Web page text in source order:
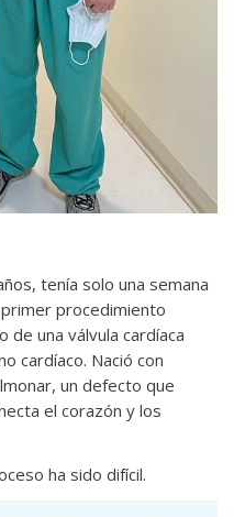
tenía solo una semana
procedimiento
de una válvula cardíaca
cardíaco. Nació con
un defecto que
el corazón y los
ha sido difícil.